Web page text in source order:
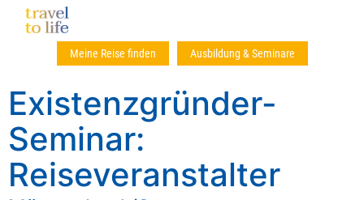
Meine Reise finden Ausbildung & Seminare
Existenzgründer-
Seminar:
Reiseveranstalter